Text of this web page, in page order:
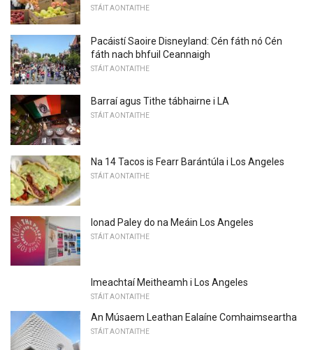
STÁIT AONTAITHE
Pacáistí Saoire Disneyland: Cén fáth nó Cén
fáth nach bhfuil Ceannaigh
STÁIT AONTAITHE
Barraí agus Tithe tábhairne i LA
STÁIT AONTAITHE
Na 14 Tacos is Fearr Barántúla i Los Angeles
STÁIT AONTAITHE
Ionad Paley do na Meáin Los Angeles
STÁIT AONTAITHE
Imeachtaí Meitheamh i Los Angeles
STÁIT AONTAITHE
An Músaem Leathan Ealaíne Comhaimseartha
STÁIT AONTAITHE